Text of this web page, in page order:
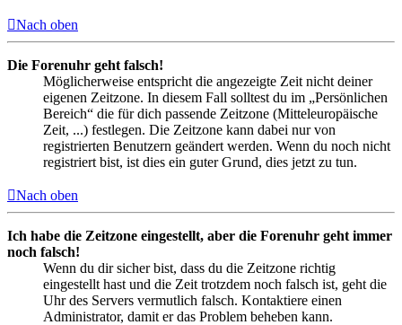
Nach oben
Die Forenuhr geht falsch!
Möglicherweise entspricht die angezeigte Zeit nicht deiner
eigenen Zeitzone. In diesem Fall solltest du im „Persönlichen
Bereich“ die für dich passende Zeitzone (Mitteleuropäische
Zeit, ...) festlegen. Die Zeitzone kann dabei nur von
registrierten Benutzern geändert werden. Wenn du noch nicht
registriert bist, ist dies ein guter Grund, dies jetzt zu tun.
Nach oben
Ich habe die Zeitzone eingestellt, aber die Forenuhr geht immer
noch falsch!
Wenn du dir sicher bist, dass du die Zeitzone richtig
eingestellt hast und die Zeit trotzdem noch falsch ist, geht die
Uhr des Servers vermutlich falsch. Kontaktiere einen
Administrator, damit er das Problem beheben kann.